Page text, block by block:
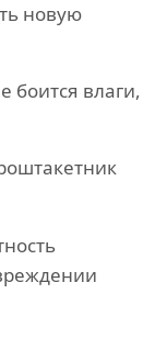
новую
боится влаги,